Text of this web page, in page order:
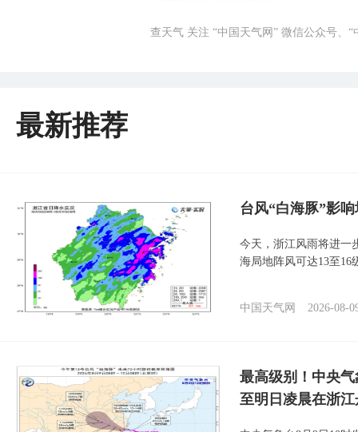
查天气 关注 “中国天气网” 微信公众号、
最新推荐
台风“白海豚”影
今天，浙江风雨将进一
海局地阵风可达13至16
中国天气网 2026-08-
最高级别！中央
至明日凌晨在浙